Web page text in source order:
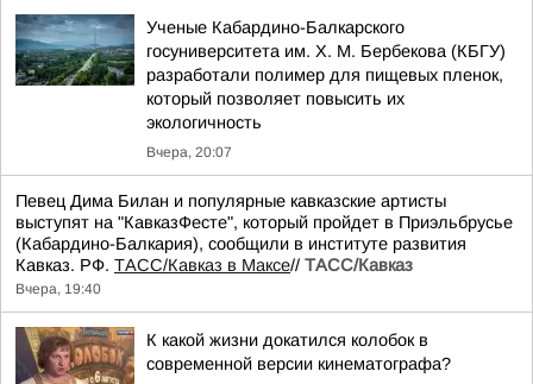
Ученые Кабардино-Балкарского
госуниверситета им. Х. М. Бербекова (КБГУ)
разработали полимер для пищевых пленок,
который позволяет повысить их
экологичность
Вчера, 20:07
Певец Дима Билан и популярные кавказские артисты
выступят на "КавказФесте", который пройдет в Приэльбрусье
(Кабардино-Балкария), сообщили в институте развития
Кавказ. РФ. ТАСС/Кавказ в Максе// ТАСС/Кавказ
Вчера, 19:40
К какой жизни докатился колобок в
современной версии кинематографа?